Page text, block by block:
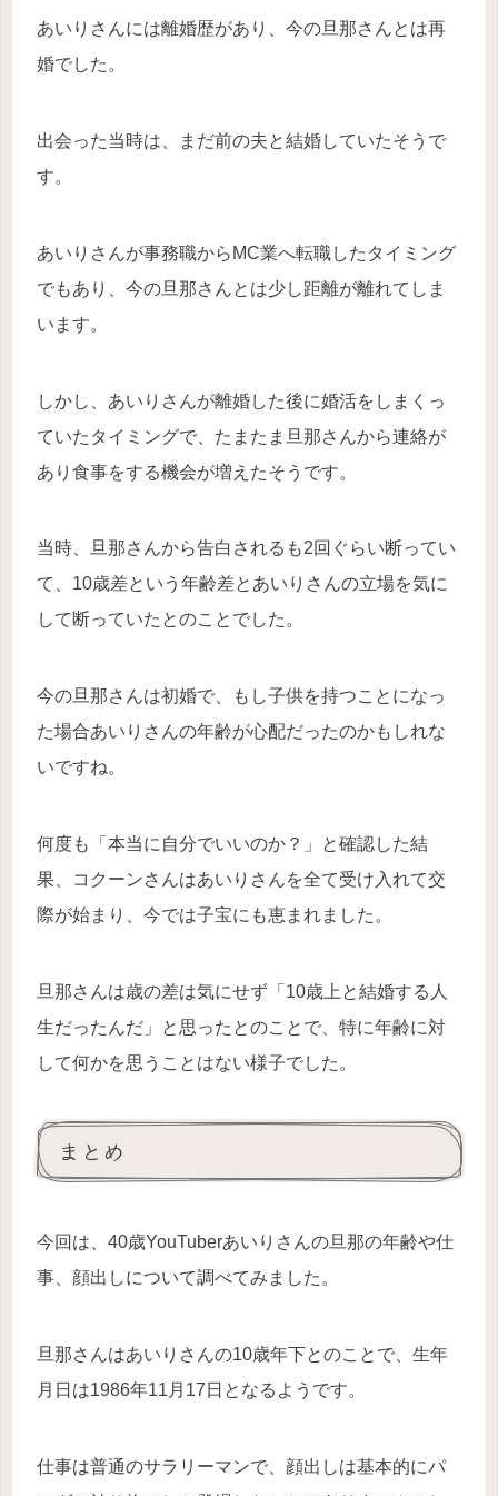
あいりさんには離婚歴があり、今の旦那さんとは再
婚でした。
出会った当時は、まだ前の夫と結婚していたそうで
す。
あいりさんが事務職からMC業へ転職したタイミング
でもあり、今の旦那さんとは少し距離が離れてしま
います。
しかし、あいりさんが離婚した後に婚活をしまくっ
ていたタイミングで、たまたま旦那さんから連絡が
あり食事をする機会が増えたそうです。
当時、旦那さんから告白されるも2回ぐらい断ってい
て、10歳差という年齢差とあいりさんの立場を気に
して断っていたとのことでした。
今の旦那さんは初婚で、もし子供を持つことになっ
た場合あいりさんの年齢が心配だったのかもしれな
いですね。
何度も「本当に自分でいいのか？」と確認した結
果、コクーンさんはあいりさんを全て受け入れて交
際が始まり、今では子宝にも恵まれました。
旦那さんは歳の差は気にせず「10歳上と結婚する人
生だったんだ」と思ったとのことで、特に年齢に対
して何かを思うことはない様子でした。
まとめ
今回は、40歳YouTuberあいりさんの旦那の年齢や仕
事、顔出しについて調べてみました。
旦那さんはあいりさんの10歳年下とのことで、生年
月日は1986年11月17日となるようです。
仕事は普通のサラリーマンで、顔出しは基本的にパ